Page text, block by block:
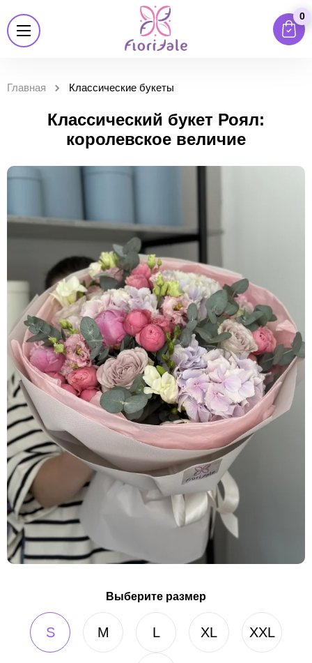
0
Главная Классические букеты
Классический букет Роял:
королевское величие
Выберите размер
S M L XL XXL